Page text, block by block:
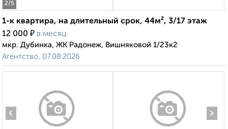
2/5
1-к квартира, на длительный срок, 44м², 3/17 этаж
12 000 ₽ в месяц
мкр. Дубинка, ЖК Радонеж, Вишняковой 1/23к2
Агентство, 07.08.2026
‹ ›